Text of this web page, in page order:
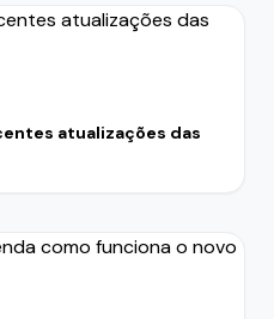
atualizações das